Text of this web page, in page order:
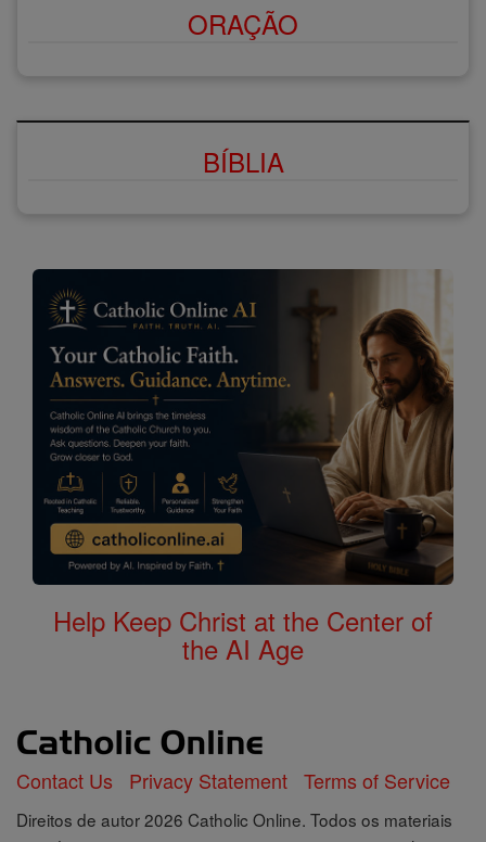
ORAÇÃO
BÍBLIA
Help Keep Christ at the Center of
the AI Age
Contact Us Privacy Statement Terms of Service
Direitos de autor 2026 Catholic Online. Todos os materiais